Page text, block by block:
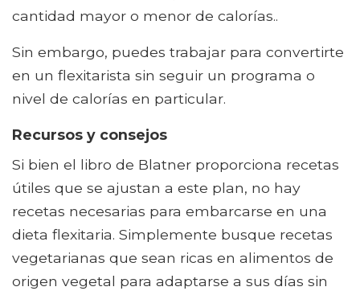
cantidad mayor o menor de calorías..
Sin embargo, puedes trabajar para convertirte
en un flexitarista sin seguir un programa o
nivel de calorías en particular.
Recursos y consejos
Si bien el libro de Blatner proporciona recetas
útiles que se ajustan a este plan, no hay
recetas necesarias para embarcarse en una
dieta flexitaria. Simplemente busque recetas
vegetarianas que sean ricas en alimentos de
origen vegetal para adaptarse a sus días sin